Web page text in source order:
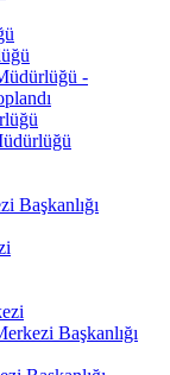
-
Başkanlığı
Başkanlığı